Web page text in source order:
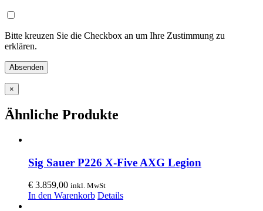
Bitte kreuzen Sie die Checkbox an um Ihre Zustimmung zu
erklären.
×
Ähnliche Produkte
Sig Sauer P226 X-Five AXG Legion
€ 3.859,00 inkl. MwSt
In den Warenkorb Details